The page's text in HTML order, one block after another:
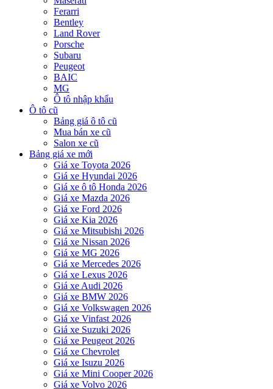
Ferarri
Bentley
Land Rover
Porsche
Subaru
Peugeot
BAIC
MG
Ô tô nhập khẩu
Ô tô cũ
Bảng giá ô tô cũ
Mua bán xe cũ
Salon xe cũ
Bảng giá xe mới
Giá xe Toyota 2026
Giá xe Hyundai 2026
Giá xe ô tô Honda 2026
Giá xe Mazda 2026
Giá xe Ford 2026
Giá xe Kia 2026
Giá xe Mitsubishi 2026
Giá xe Nissan 2026
Giá xe MG 2026
Giá xe Mercedes 2026
Giá xe Lexus 2026
Giá xe Audi 2026
Giá xe BMW 2026
Giá xe Volkswagen 2026
Giá xe Vinfast 2026
Giá xe Suzuki 2026
Giá xe Peugeot 2026
Giá xe Chevrolet
Giá xe Isuzu 2026
Giá xe Mini Cooper 2026
Giá xe Volvo 2026